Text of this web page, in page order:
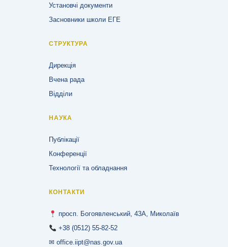
Установчі документи
Засновники школи ЕГЕ
СТРУКТУРА
Дирекція
Вчена рада
Відділи
НАУКА
Публікації
Конференції
Технології та обладнання
КОНТАКТИ
просп. Богоявленський, 43А, Миколаїв
+38 (0512) 55-82-52
✉ office.iipt@nas.gov.ua